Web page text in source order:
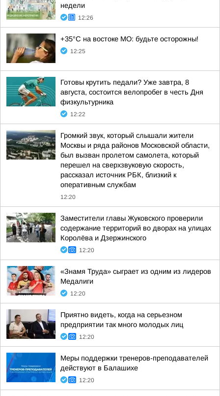
недели
12:26
+35°С на востоке МО: будьте осторожны!
12:25
Готовы крутить педали? Уже завтра, 8
августа, состоится велопробег в честь Дня
физкультурника
12:22
Громкий звук, который слышали жители
Москвы и ряда районов Московской области,
был вызван пролетом самолета, который
перешел на сверхзвуковую скорость,
рассказал источник РБК, близкий к
оперативным службам
12:20
Заместители главы Жуковского проверили
содержание территорий во дворах на улицах
Королёва и Дзержинского
12:20
«Знамя Труда» сыграет из одним из лидеров
Медалиги
12:20
Приятно видеть, когда на серьезном
предприятии так много молодых лиц
12:20
Меры поддержки тренеров-преподавателей
действуют в Балашихе
12:20